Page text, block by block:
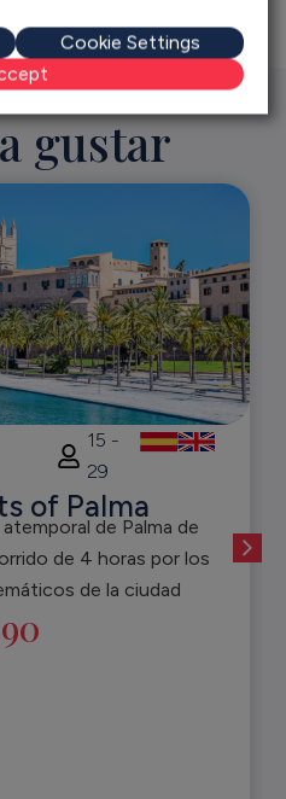
que
gustar
15 -
29
of Palma
de Palma de
de 4 horas por los
de la ciudad
Cookie Settings